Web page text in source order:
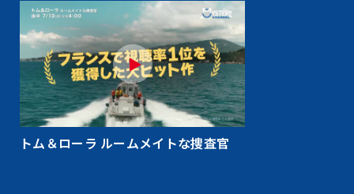
トム＆ローラ ルームメイトな捜査官